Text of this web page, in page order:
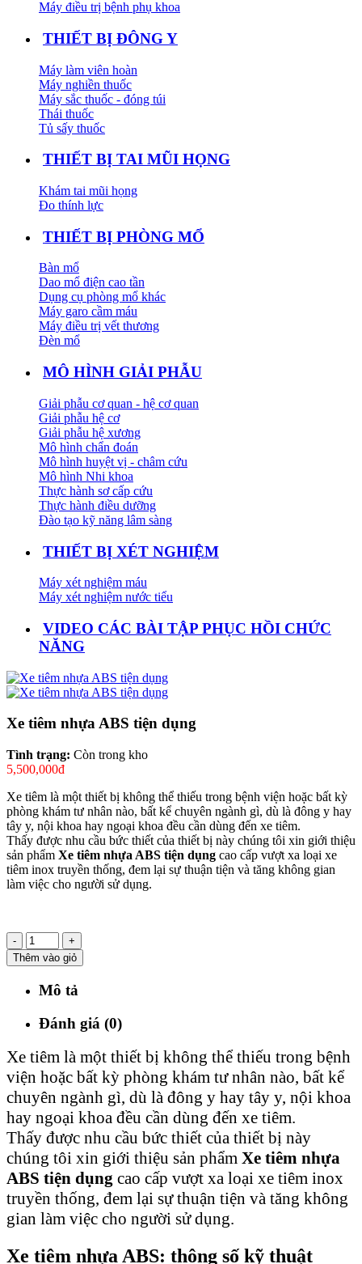
Máy điều trị bệnh phụ khoa
THIẾT BỊ ĐÔNG Y
Máy làm viên hoàn
Máy nghiền thuốc
Máy sắc thuốc - đóng túi
Thái thuốc
Tủ sấy thuốc
THIẾT BỊ TAI MŨI HỌNG
Khám tai mũi họng
Đo thính lực
THIẾT BỊ PHÒNG MỔ
Bàn mổ
Dao mổ điện cao tần
Dụng cụ phòng mổ khác
Máy garo cầm máu
Máy điều trị vết thương
Đèn mổ
MÔ HÌNH GIẢI PHẪU
Giải phẫu cơ quan - hệ cơ quan
Giải phẫu hệ cơ
Giải phẫu hệ xương
Mô hình chẩn đoán
Mô hình huyệt vị - châm cứu
Mô hình Nhi khoa
Thực hành sơ cấp cứu
Thực hành điều dưỡng
Đào tạo kỹ năng lâm sàng
THIẾT BỊ XÉT NGHIỆM
Máy xét nghiệm máu
Máy xét nghiệm nước tiểu
VIDEO CÁC BÀI TẬP PHỤC HỒI CHỨC
NĂNG
Xe tiêm nhựa ABS tiện dụng
Tình trạng: Còn trong kho
5,500,000đ
Xe tiêm là một thiết bị không thể thiếu trong bệnh viện hoặc bất kỳ
phòng khám tư nhân nào, bất kể chuyên ngành gì, dù là đông y hay
tây y, nội khoa hay ngoại khoa đều cần dùng đến xe tiêm.
Thấy được nhu cầu bức thiết của thiết bị này chúng tôi xin giới thiệu
sản phẩm Xe tiêm nhựa ABS tiện dụng cao cấp vượt xa loại xe
tiêm inox truyền thống, đem lại sự thuận tiện và tăng không gian
làm việc cho người sử dụng.
-
+
Thêm vào giỏ
Mô tả
Đánh giá (0)
Xe tiêm là một thiết bị không thể thiếu trong bệnh
viện hoặc bất kỳ phòng khám tư nhân nào, bất kể
chuyên ngành gì, dù là đông y hay tây y, nội khoa
hay ngoại khoa đều cần dùng đến xe tiêm.
Thấy được nhu cầu bức thiết của thiết bị này
chúng tôi xin giới thiệu sản phẩm Xe tiêm nhựa
ABS tiện dụng cao cấp vượt xa loại xe tiêm inox
truyền thống, đem lại sự thuận tiện và tăng không
gian làm việc cho người sử dụng.
Xe tiêm nhựa ABS: thông số kỹ thuật